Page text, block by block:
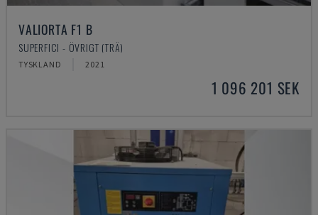
VALIORTA F1 B
SUPERFICI - ÖVRIGT (TRÄ)
TYSKLAND 2021
1 096 201 SEK